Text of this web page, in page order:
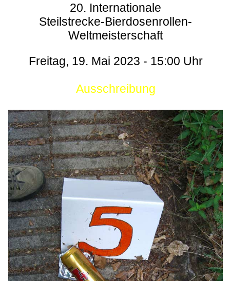
20. Internationale
Steilstrecke-Bierdosenrollen-
Weltmeisterschaft
Freitag, 19. Mai 2023 - 15:00 Uhr
Ausschreibung